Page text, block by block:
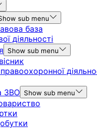
sub menu
база
діяльності
Show sub menu
ЗВО Show sub menu